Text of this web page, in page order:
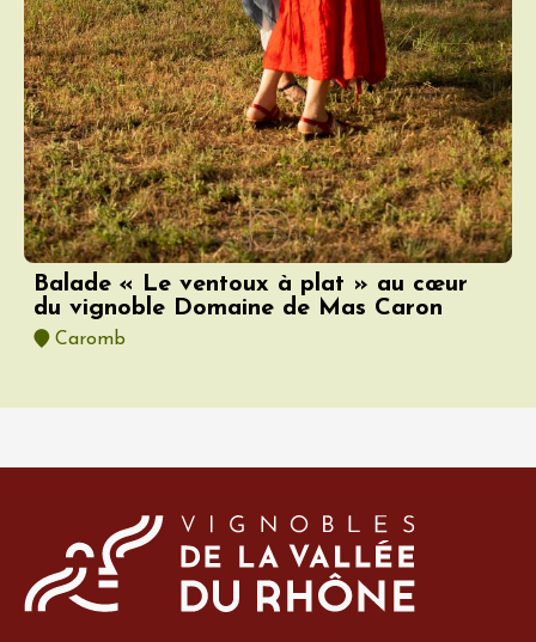
Balade « Le ventoux à plat » au cœur
du vignoble Domaine de Mas Caron
Caromb